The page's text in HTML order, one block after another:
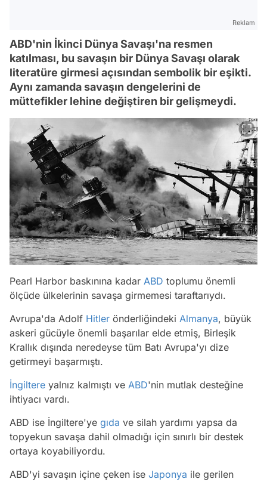
Reklam
ABD'nin İkinci Dünya Savaşı'na resmen
katılması, bu savaşın bir Dünya Savaşı olarak
literatüre girmesi açısından sembolik bir eşikti.
Aynı zamanda savaşın dengelerini de
müttefikler lehine değiştiren bir gelişmeydi.
Pearl Harbor baskınına kadar ABD toplumu önemli
ölçüde ülkelerinin savaşa girmemesi taraftarıydı.
Avrupa'da Adolf Hitler önderliğindeki Almanya, büyük
askeri gücüyle önemli başarılar elde etmiş, Birleşik
Krallık dışında neredeyse tüm Batı Avrupa'yı dize
getirmeyi başarmıştı.
İngiltere yalnız kalmıştı ve ABD'nin mutlak desteğine
ihtiyacı vardı.
ABD ise İngiltere'ye gıda ve silah yardımı yapsa da
topyekun savaşa dahil olmadığı için sınırlı bir destek
ortaya koyabiliyordu.
ABD'yi savaşın içine çeken ise Japonya ile gerilen